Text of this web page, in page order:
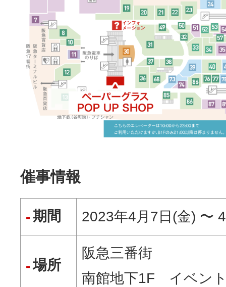
催事情報
期間 2023年4月7日(金) 〜
場所
阪急三番街
南館地下1F イベン